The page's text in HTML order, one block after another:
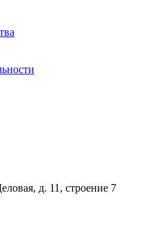
д. 11, строение 7